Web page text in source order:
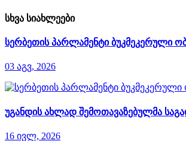
სხვა სიახლეები
სერბეთის პარლამენტი ბუკმეკერული
03 აგვ, 2026
უგანდის ახლად შემოთავაზებულმა
16 ივლ, 2026